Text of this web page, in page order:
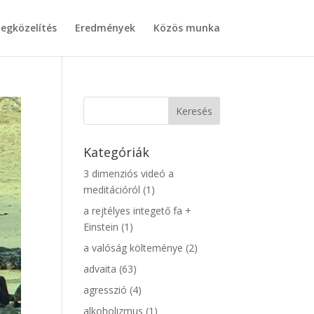
Eredmények Közös munka
Kategóriák
3 dimenziós videó a
meditációról (1)
a rejtélyes integető fa +
Einstein (1)
a valóság költeménye (2)
advaita (63)
agresszió (4)
alkoholizmus (1)